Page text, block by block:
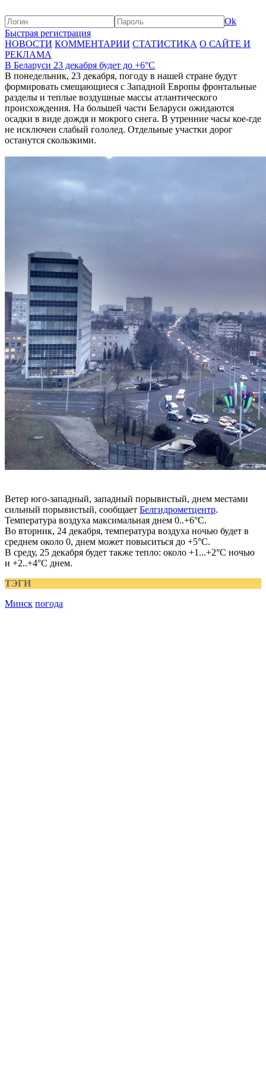
Ok
Быстрая регистрация
НОВОСТИ КОММЕНТАРИИ СТАТИСТИКА О САЙТЕ И
РЕКЛАМА
В Беларуси 23 декабря будет до +6°С
В понедельник, 23 декабря, погоду в нашей стране будут
формировать смещающиеся с Западной Европы фронтальные
разделы и теплые воздушные массы атлантического
происхождения. На большей части Беларуси ожидаются
осадки в виде дождя и мокрого снега. В утренние часы кое-где
не исключен слабый гололед. Отдельные участки дорог
останутся скользкими.
Ветер юго-западный, западный порывистый, днем местами
сильный порывистый, сообщает Белгидрометцентр.
Температура воздуха максимальная днем 0..+6°С.
Во вторник, 24 декабря, температура воздуха ночью будет в
среднем около 0, днем может повыситься до +5°С.
В среду, 25 декабря будет также тепло: около +1...+2°С ночью
и +2..+4°С днем.
ТЭГИ
Минск погода